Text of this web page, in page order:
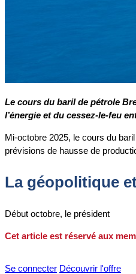
Le cours du baril de pétrole
l’énergie et du cessez-le-feu
Mi-octobre 2025, le cours du
prévisions de hausse de
La géopolitique
Début octobre, le président
Cet article est réservé aux
Se connecter Découvrir l'offre